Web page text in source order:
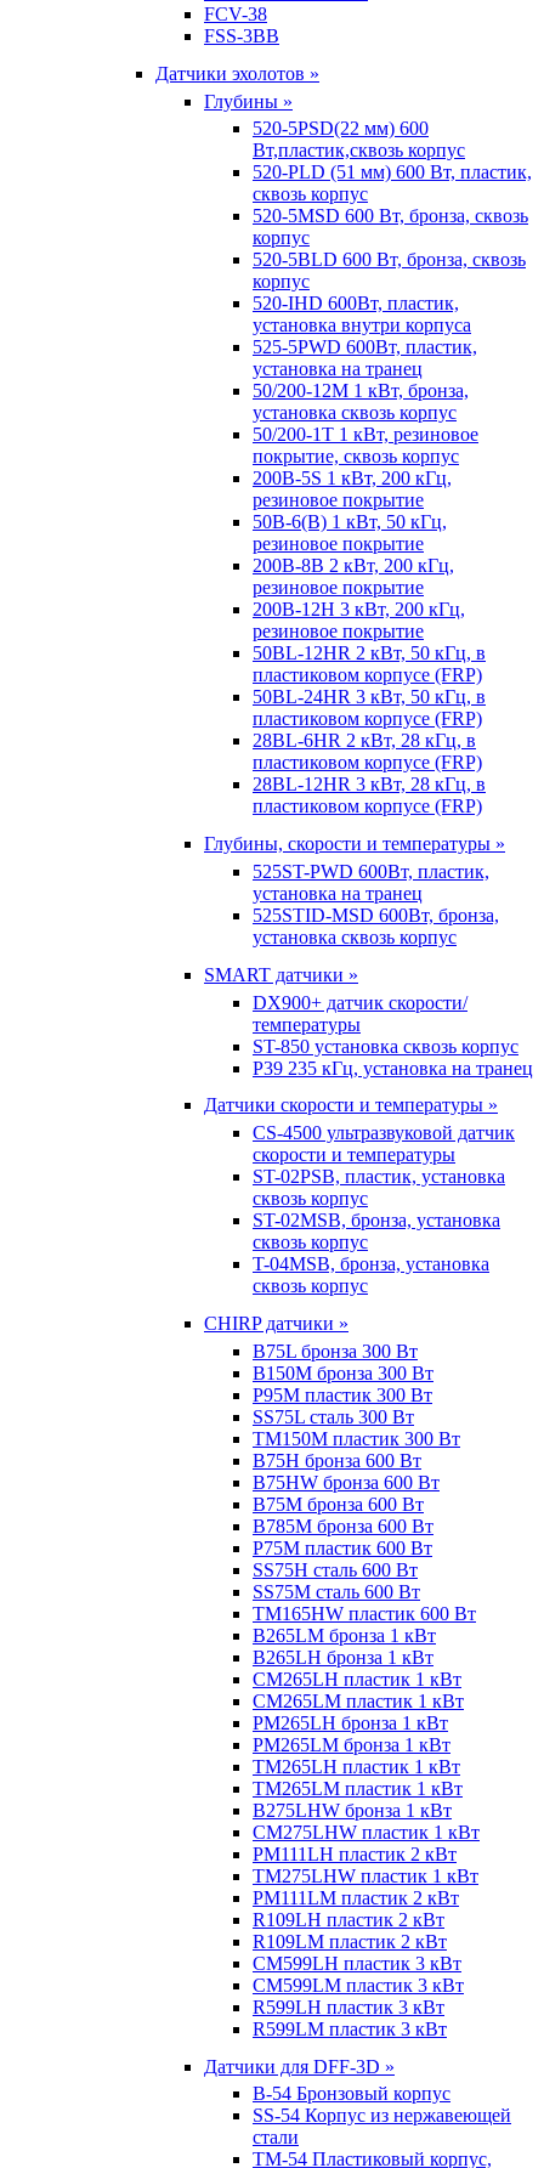
FCV-38
FSS-3BB
Датчики эхолотов »
Глубины »
520-5PSD(22 мм) 600
Вт,пластик,сквозь корпус
520-PLD (51 мм) 600 Вт, пластик,
сквозь корпус
520-5MSD 600 Вт, бронза, сквозь
корпус
520-5BLD 600 Вт, бронза, сквозь
корпус
520-IHD 600Вт, пластик,
установка внутри корпуса
525-5PWD 600Вт, пластик,
установка на транец
50/200-12M 1 кВт, бронза,
установка сквозь корпус
50/200-1T 1 кВт, резиновое
покрытие, сквозь корпус
200B-5S 1 кВт, 200 кГц,
резиновое покрытие
50B-6(B) 1 кВт, 50 кГц,
резиновое покрытие
200B-8B 2 кВт, 200 кГц,
резиновое покрытие
200B-12H 3 кВт, 200 кГц,
резиновое покрытие
50BL-12HR 2 кВт, 50 кГц, в
пластиковом корпусе (FRP)
50BL-24HR 3 кВт, 50 кГц, в
пластиковом корпусе (FRP)
28BL-6HR 2 кВт, 28 кГц, в
пластиковом корпусе (FRP)
28BL-12HR 3 кВт, 28 кГц, в
пластиковом корпусе (FRP)
Глубины, скорости и температуры »
525ST-PWD 600Вт, пластик,
установка на транец
525STID-MSD 600Вт, бронза,
установка сквозь корпус
SMART датчики »
DX900+ датчик скорости/
температуры
ST-850 установка сквозь корпус
P39 235 кГц, установка на транец
Датчики скорости и температуры »
CS-4500 ультразвуковой датчик
скорости и температуры
ST-02PSB, пластик, установка
сквозь корпус
ST-02MSB, бронза, установка
сквозь корпус
T-04MSB, бронза, установка
сквозь корпус
CHIRP датчики »
B75L бронза 300 Вт
B150M бронза 300 Вт
P95M пластик 300 Вт
SS75L сталь 300 Вт
TM150M пластик 300 Вт
B75H бронза 600 Вт
B75HW бронза 600 Вт
B75M бронза 600 Вт
B785M бронза 600 Вт
P75M пластик 600 Вт
SS75H сталь 600 Вт
SS75M сталь 600 Вт
TM165HW пластик 600 Вт
B265LM бронза 1 кВт
B265LH бронза 1 кВт
CM265LH пластик 1 кВт
CM265LM пластик 1 кВт
PM265LH бронза 1 кВт
PM265LM бронза 1 кВт
TM265LH пластик 1 кВт
TM265LM пластик 1 кВт
B275LHW бронза 1 кВт
CM275LHW пластик 1 кВт
PM111LH пластик 2 кВт
TM275LHW пластик 1 кВт
PM111LM пластик 2 кВт
R109LH пластик 2 кВт
R109LM пластик 2 кВт
CM599LH пластик 3 кВт
CM599LM пластик 3 кВт
R599LH пластик 3 кВт
R599LM пластик 3 кВт
Датчики для DFF-3D »
B-54 Бронзовый корпус
SS-54 Корпус из нержавеющей
стали
TM-54 Пластиковый корпус,